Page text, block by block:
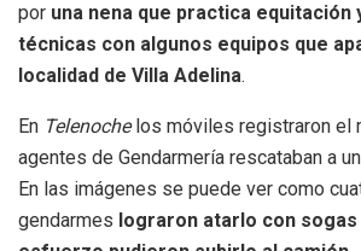
por una nena que practica equitación
técnicas con algunos equipos que
localidad de Villa Adelina.
En Telenochelos móviles registraron el
agentes de Gendarmería rescataban a
En las imágenes se puede ver como
gendarmes lograron atarlo con sogas